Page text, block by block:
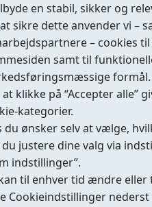
Air Supply Pressure
Does the valve
Yes No
Enter the desired
en stabil, sikker og
sikre dette anvender vi –
– cookies
samt til
formål.
at klikke på “Accepter alle”
kategorier.
du ønsker selv at vælge,
du justere dine valg via
indstillinger”.
til enhver tid ændre eller
Cookieindstillinger